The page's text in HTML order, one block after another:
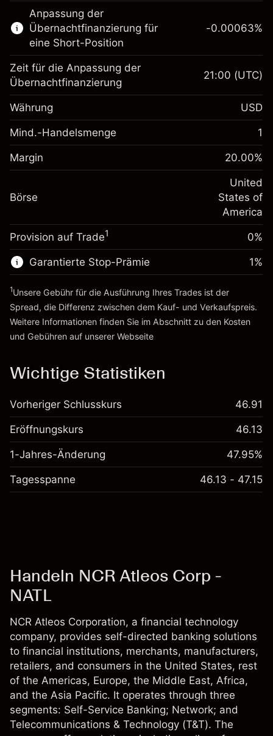
CFDs
Margin. Ihre Investition
$1,000.00
Anpassung der
Übernachtfinanzierung
fremdfinanzierten
(-$1.08)
~$5,000.00
Zur Plattform
Anpassung der
Übernachtfinanzierung für
eine Short-Position
Margin. Ihre Investition
$1,000.00
Anpassung der
-0.000626
%
(-$0.03)
Positionsgröße mit Hebelwirkung
~$5,000.00
Geld aus Hebelwirkung ~
Zur Plattform
-0.00063%
Zeit für die Anpassung der
Übernachtfinanzierung
21:00 (UTC)
Währung USD
Mind.-Handelsmenge 1
Margin 20.00%
Börse
United
States of
America
Provision auf Trade1 0%
Garantierte Stop-Prämie 1%
1Unsere Gebühr für die Ausführung Ihres Trades ist der
Spread, die Differenz zwischen dem Kauf- und Verkaufspreis.
Weitere Informationen finden Sie im Abschnitt zu den Kosten
und Gebühren auf unserer Webseite
Wichtige Statistiken
Vorheriger Schlusskurs 46.91
Eröffnungskurs 46.13
1-Jahres-Änderung 47.95%
Tagesspanne 46.13 - 47.15
Handeln NCR Atleos Corp -
NATL
NCR Atleos Corporation, a financial technology
company, provides self-directed banking solutions
to financial institutions, merchants, manufacturers,
retailers, and consumers in the United States, rest
of the Americas, Europe, the Middle East, Africa,
and the Asia Pacific. It operates through three
segments: Self-Service Banking; Network; and
Telecommunications & Technology (T&T). The